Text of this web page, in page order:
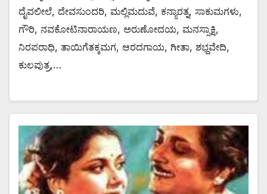
ದೈವಲೀಲೆ, ದೇವಸುಂದರಿ, ಮಲ್ಲಿಮದುವೆ, ಕನ್ಯಾರತ್ನ, ಸಾಕುಮಗಳು,
ಗೌರಿ, ನವಕೋಟಿನಾರಾಯಣ, ಅರುಣೋದಯ, ಮನಸ್ಸಾಕ್ಷಿ,
ನಿರಪರಾಧಿ, ತಾಯಿಗೆತಕ್ಕಮಗ, ಆರದಗಾಯ, ಗೀತಾ, ಶಭ್ದವೇದಿ,
ಕುಲಪುತ್ರ,…